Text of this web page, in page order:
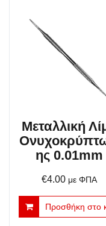
Μεταλλική
ης 0.01mm
€4.00 με ΦΠΑ
Προσθήκη στο